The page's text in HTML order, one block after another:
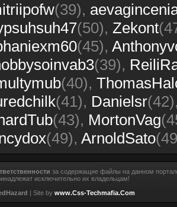
(39),
(50), Zekont
(45),
(39),
(40),
(41), Danielsr(42)
(43), MortonVag
(49), ArnoldSato
за содержащие файлы на данном
исключительно их владельцам!
| Site by www.Css-Techmafia.Com